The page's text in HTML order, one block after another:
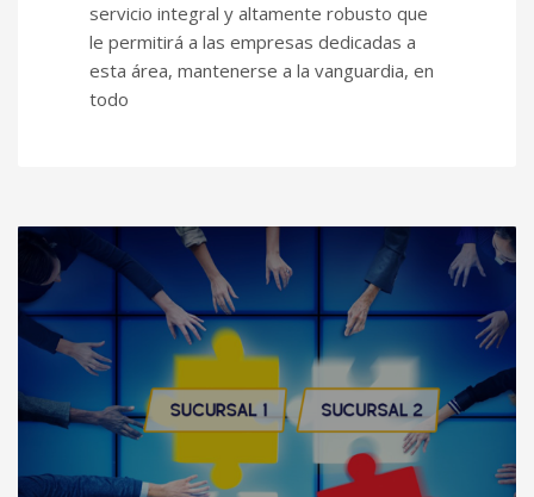
servicio integral y altamente robusto que
le permitirá a las empresas dedicadas a
esta área, mantenerse a la vanguardia, en
todo